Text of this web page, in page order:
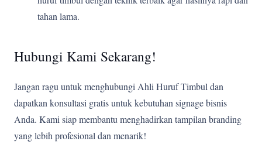
tahan lama.
Hubungi Kami Sekarang!
Jangan ragu untuk menghubungi Ahli Huruf Timbul dan
dapatkan konsultasi gratis untuk kebutuhan signage bisnis
Anda. Kami siap membantu menghadirkan tampilan branding
yang lebih profesional dan menarik!